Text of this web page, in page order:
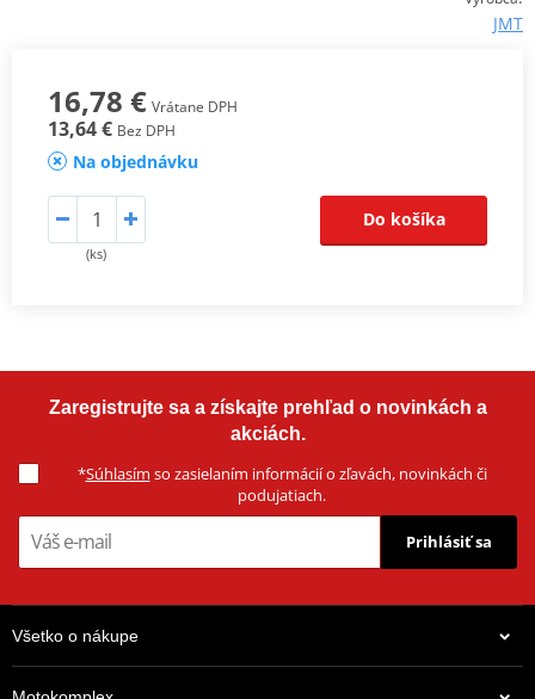
JMT
16,78 € Vrátane DPH
13,64 € Bez DPH
Na objednávku
(ks)
Do košíka
Zaregistrujte sa a získajte prehľad o novinkách a
akciách.
*Súhlasím so zasielaním informácií o zľavách, novinkách či
podujatiach.
Prihlásiť sa
Všetko o nákupe